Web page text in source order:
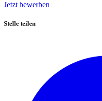
Jetzt bewerben
Stelle teilen